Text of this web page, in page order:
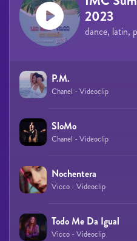
2023
dance, latin,
P.M.
Chanel - Videoclip
SloMo
Chanel - Videoclip
Nochentera
Vicco - Videoclip
Todo Me Da Igual
Vicco - Videoclip